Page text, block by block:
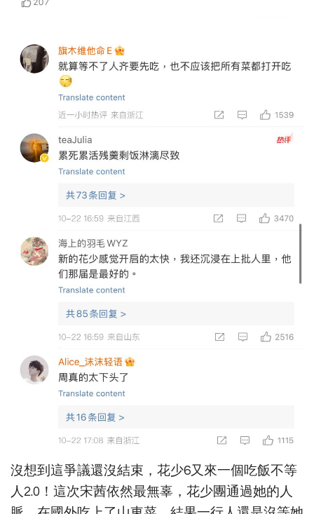
沒想到這爭議還沒結束，花少6又來一個吃飯不等
人2.0！這次宋茜依然最無辜，花少團通過她的人